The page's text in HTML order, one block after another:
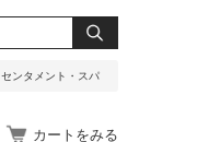
センタメント・スパ
カートをみる